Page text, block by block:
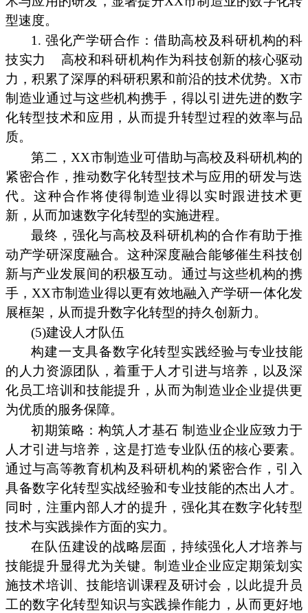
型速度。
1. 强化产学研合作：借助高校及科研机构的科
技实力
高校和科研机构作为科技创新的核心驱动
力，积累了深厚的科研积累和前沿的技术优势。X市
制造业通过与这些机构携手，得以引进先进的数字
化转型技术和应用，从而提升转型过程的效率与品
质。
第二，XX市制造业可借助与高校及科研机构的
紧密合作，推动数字化转型技术与应用的研发与迭
代。这种合作将使得制造业得以实时跟进技术更
新，从而加速数字化转型的实施进程。
最终，强化与高校及科研机构的合作有助于推
动产学研深度融合。这种深度融合能够催生科技创
新与产业发展间的积极互动。通过与这些机构的携
手，XX市制造业得以更有效地融入产学研一体化发
展框架，从而提升数字化转型的持久创新力。
(5)建设人才队伍
构建一支具备数字化转型实践经验与专业技能
的人力资源团队，着重于人才引进与培养，以及深
化员工培训和技能提升，从而为制造业企业提供更
为优质的服务保障。
初期策略：构筑人才基石 制造业企业应致力于
人才引进与培养，这是打造专业队伍的核心要素。
通过与高等教育机构及科研机构的紧密合作，引入
具备数字化转型实战经验和专业技能的杰出人才。
同时，注重内部人才的提升，强化其在数字化转型
技术与实践操作方面的实力。
在队伍建设的战略层面，持续强化人才培养与
技能提升显得尤为关键。制造业企业应定期策划实
施技术培训、技能培训课程及研讨会，以此提升员
工的数字化转型知识与实践操作能力，从而更好地